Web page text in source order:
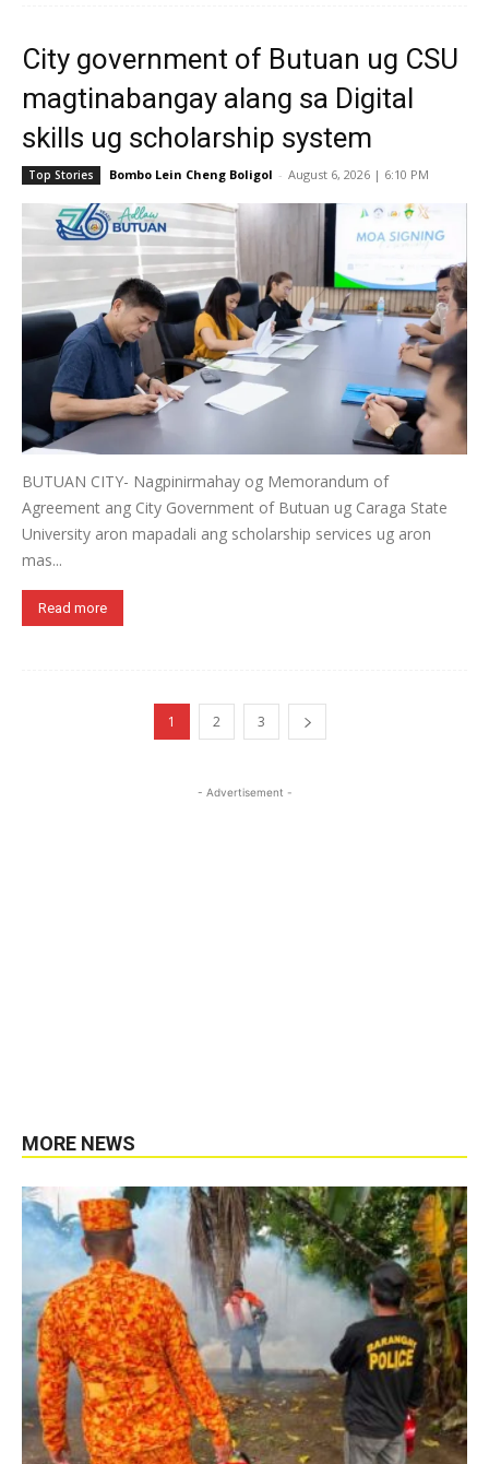
City government of Butuan ug CSU
magtinabangay alang sa Digital
skills ug scholarship system
Top Stories Bombo Lein Cheng Boligol - August 6, 2026 | 6:10 PM
BUTUAN CITY- Nagpinirmahay og Memorandum of
Agreement ang City Government of Butuan ug Caraga State
University aron mapadali ang scholarship services ug aron
mas...
Read more
1 2 3
- Advertisement -
MORE NEWS